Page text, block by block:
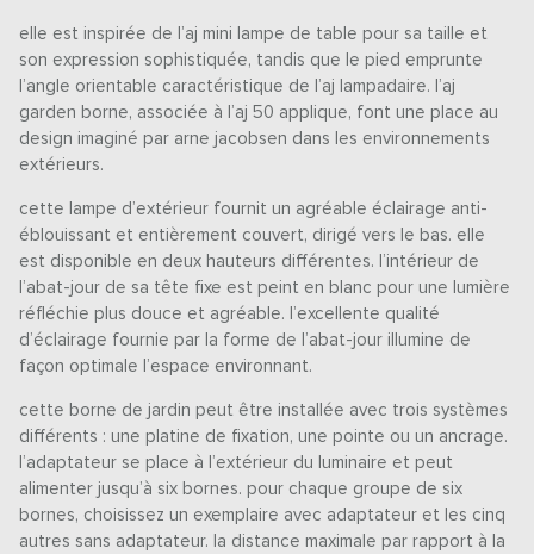
elle est inspirée de l’aj mini lampe de table pour sa taille et
son expression sophistiquée, tandis que le pied emprunte
l’angle orientable caractéristique de l’aj lampadaire. l’aj
garden borne, associée à l’aj 50 applique, font une place au
design imaginé par arne jacobsen dans les environnements
extérieurs.
cette lampe d’extérieur fournit un agréable éclairage anti-
éblouissant et entièrement couvert, dirigé vers le bas. elle
est disponible en deux hauteurs différentes. l’intérieur de
l’abat-jour de sa tête fixe est peint en blanc pour une lumière
réfléchie plus douce et agréable. l’excellente qualité
d’éclairage fournie par la forme de l’abat-jour illumine de
façon optimale l’espace environnant.
cette borne de jardin peut être installée avec trois systèmes
différents : une platine de fixation, une pointe ou un ancrage.
l’adaptateur se place à l’extérieur du luminaire et peut
alimenter jusqu’à six bornes. pour chaque groupe de six
bornes, choisissez un exemplaire avec adaptateur et les cinq
autres sans adaptateur. la distance maximale par rapport à la